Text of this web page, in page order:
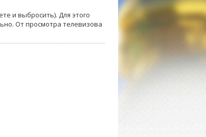
и выбросить). Для этого
От просмотра телевизова